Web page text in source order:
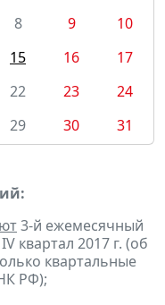
8 9
10
15 16
17
22 23
24
29 30 31
3-й ежемесячный
квартал 2017 г. (об
квартальные
РФ);